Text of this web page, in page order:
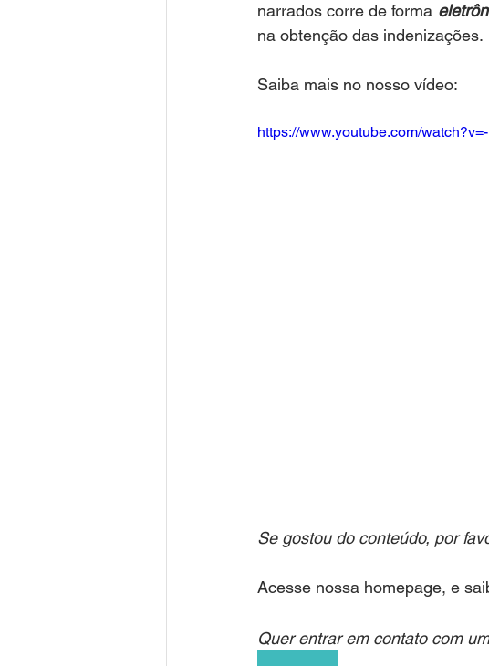
narrados corre de forma
na obtenção das indenizações.
Saiba mais no nosso vídeo:
https://www.youtube.com/
Se gostou do conteúdo, por
Acesse nossa homepage, e
Quer entrar em contato com